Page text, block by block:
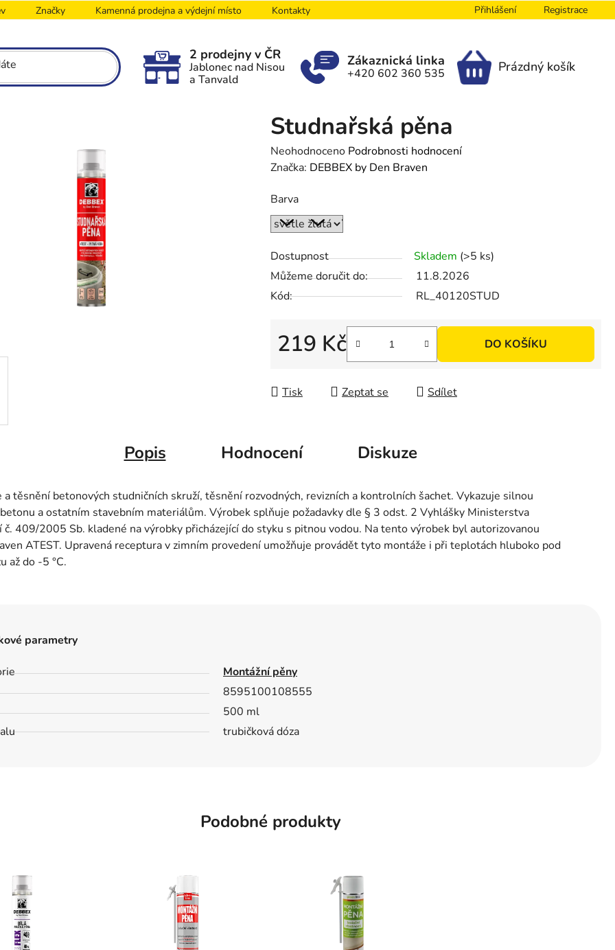
Značky Kamenná prodejna a výdejní místo Kontakty Přihlášení Registrace
NÁKUPNÍ
Prázdný košík
Zákaznická linka
+420 602 360 535
2 prodejny v ČR
Jablonec nad Nisou
a Tanvald
Studnařská pěna
Průměrné
hodnocení
je
0,0
z
5
hvězdiček.
Neohodnoceno Podrobnosti hodnocení
Značka: DEBBEX by Den Braven
Barva
Dostupnost Skladem (>5 ks)
Můžeme doručit do:
11.8.2026
Kód:
RL_40120STUD
219 Kč DO KOŠÍKU
Tisk Zeptat se Sdílet
Popis Hodnocení Diskuze
a těsnění betonových studničních skruží, těsnění rozvodných, revizních a kontrolních šachet. Vykazuje silnou
a ostatním stavebním materiálům. Výrobek splňuje požadavky dle § 3 odst. 2 Vyhlášky Ministerstva
č. 409/2005 Sb. kladené na výrobky přicházející do styku s pitnou vodou. Na tento výrobek byl autorizovanou
ATEST. Upravená receptura v zimním provedení umožňuje provádět tyto montáže i při teplotách hluboko pod
až do -5 °C.
parametry
Montážní pěny
8595100108555
500 ml
trubičková dóza
Podobné produkty